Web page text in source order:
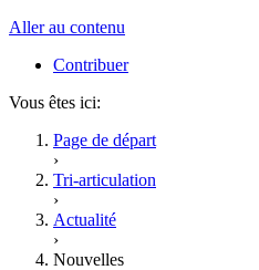
Aller au contenu
Contribuer
Vous êtes ici:
Page de départ
›
Tri-articulation
›
Actualité
›
Nouvelles